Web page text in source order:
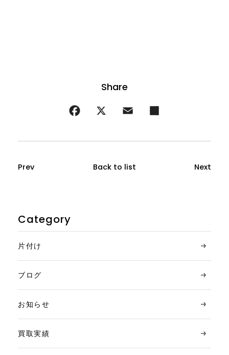
Prev Back to list Next
Category
片付け
ブログ
お知らせ
買取実績